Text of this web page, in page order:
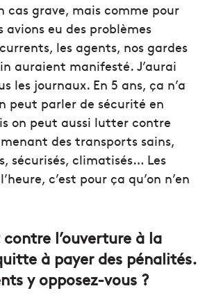
cas grave, mais comme pour
avions eu des problèmes
les agents, nos gardes
auraient manifesté. J’aurai
les journaux. En 5 ans, ça n’a
peut parler de sécurité en
on peut aussi lutter contre
des transports sains,
sécurisés, climatisés… Les
c’est pour ça qu’on n’en
l’ouverture à la
à payer des pénalités.
y opposez-vous ?